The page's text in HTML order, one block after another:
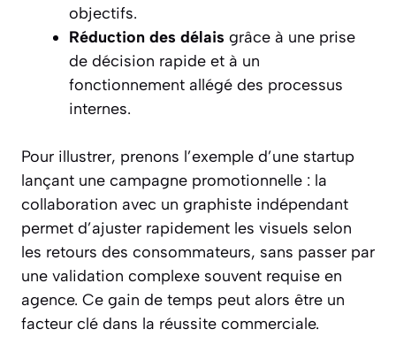
objectifs.
Réduction des délais grâce à une prise
de décision rapide et à un
fonctionnement allégé des processus
internes.
Pour illustrer, prenons l’exemple d’une startup
lançant une campagne promotionnelle : la
collaboration avec un graphiste indépendant
permet d’ajuster rapidement les visuels selon
les retours des consommateurs, sans passer par
une validation complexe souvent requise en
agence. Ce gain de temps peut alors être un
facteur clé dans la réussite commerciale.